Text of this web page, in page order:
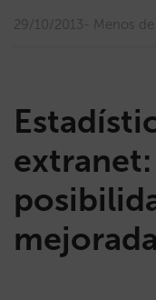
29/10/2013 Menos